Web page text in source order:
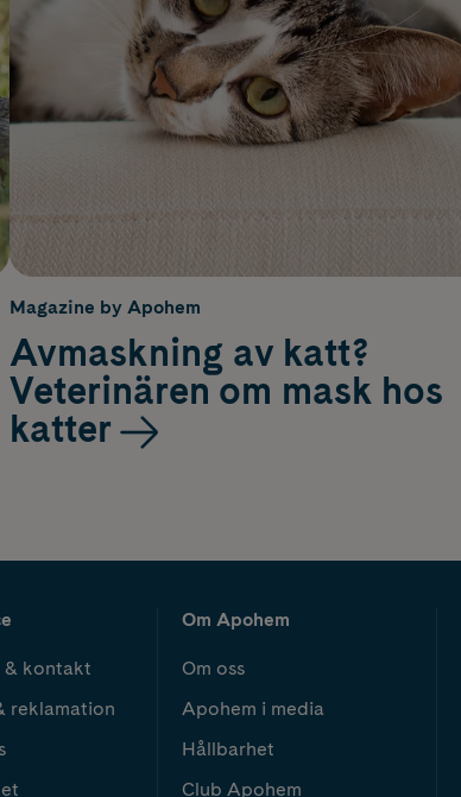
Magazine by Apohem
Avmaskning av katt?
Veterinären om mask hos
katter
& kontakt
reklamation
Om Apohem
Om oss
Apohem i media
Hållbarhet
Club Apohem